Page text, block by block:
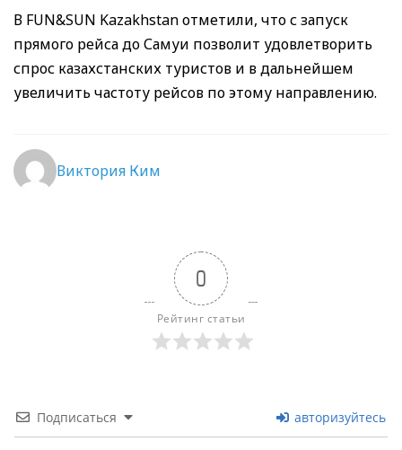
В FUN&SUN Kazakhstan отметили, что с запуск
прямого рейса до Самуи позволит удовлетворить
спрос казахстанских туристов и в дальнейшем
увеличить частоту рейсов по этому направлению.
Виктория Ким
0
Рейтинг статьи
Подписаться авторизуйтесь